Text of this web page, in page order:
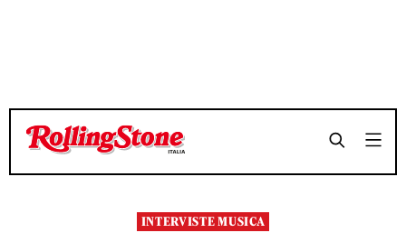
TEMPO DI LETTURA 9 MINUTI SHARE
TEMPO DI LETTURA 9 MINUTI SHARE
INTERVISTE MUSICA